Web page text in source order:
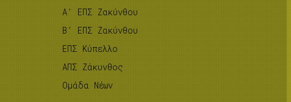
A’ ΕΠΣ Ζακύνθου
B’ ΕΠΣ Ζακύνθου
ΕΠΣ Κύπελλο
ΑΠΣ Ζάκυνθος
Ομάδα Νέων